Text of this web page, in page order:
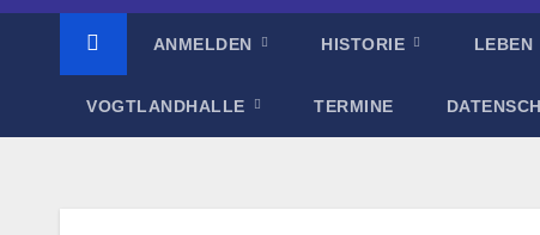
ANMELDEN HISTORIE LEBEN
VOGTLANDHALLE TERMINE